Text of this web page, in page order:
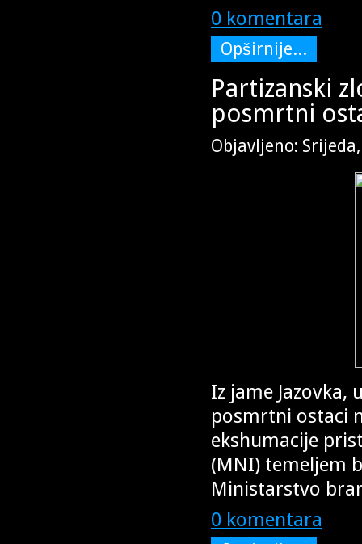
0 komentara
Opširnije...
Partizanski
posmrtni
Objavljeno:
Iz jame Jazovka,
posmrtni ostaci
ekshumacije
(MNI) temeljem
Ministarstvo
0 komentara